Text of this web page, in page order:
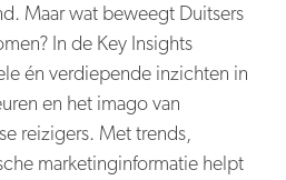
Maar wat beweegt Duitsers
In de Key Insights
én verdiepende inzichten in
en het imago van
reizigers. Met trends,
marketinginformatie helpt